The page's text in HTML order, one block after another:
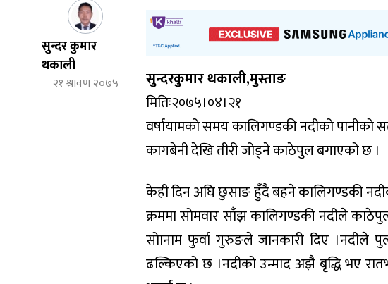
सुन्दर कुमार
थकाली
२१ श्रावण २०७५
सुन्दरकुमार थकाली,मुस्ताङ
मितिः२०७५।०४।२१
वर्षायामको समय कालिगण्डकी नदीको
कागबेनी देखि तीरी जोड्ने काठेपुल बगाएको छ ।
केही दिन अघि छुसाङ हुँदै बहने कालिगण्डकी
क्रममा सोमवार साँझ कालिगण्डकी नदीले
सोानाम फुर्वा गुरुङले जानकारी दिए ।नदीले
ढल्किएको छ ।नदीको उन्माद अझै बृद्धि भए